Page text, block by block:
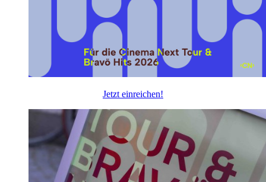
Jetzt einreichen!